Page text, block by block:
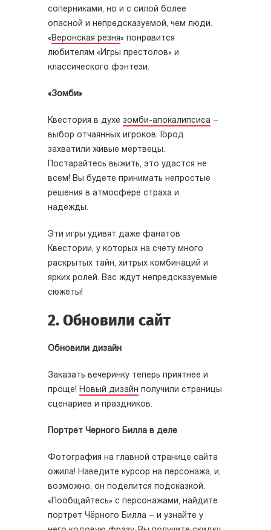
соперниками, но и с силой более
опасной и непредсказуемой, чем люди.
« Веронская резня» понравится
любителям «Игры престолов» и
классического фэнтези.
«Зомби»
Квестория в духе зомби-апокалипсиса –
выбор отчаянных игроков. Город
захватили живые мертвецы.
Постарайтесь выжить, это удастся не
всем! Вы будете принимать непростые
решения в атмосфере страха и
надежды.
Эти игры удивят даже фанатов
Квестории, у которых на счету много
раскрытых тайн, хитрых комбинаций и
ярких ролей. Вас ждут непредсказуемые
сюжеты!
2. Обновили сайт
Обновили дизайн
Заказать вечеринку теперь приятнее и
проще! Новый дизайн получили страницы
сценариев и праздников.
Портрет Черного Билла в деле
Фотография на главной странице сайта
ожила! Наведите курсор на персонажа, и,
возможно, он поделится подсказкой.
«Пообщайтесь» с персонажами, найдите
портрет Чёрного Билла – и узнайте у